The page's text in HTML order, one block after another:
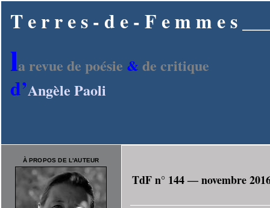
T e r r e s - d e - F e m m e s
la revue de poésie & de critique
d’Angèle Paoli
À PROPOS DE L'AUTEUR
TdF n° 144 ― novembre